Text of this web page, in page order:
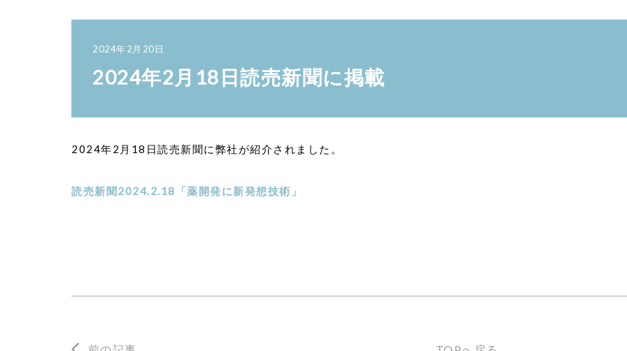
2024年2月20日
2024年2月18日読売新聞に掲載
2024年2月18日読売新聞に弊社が紹介されました。
読売新聞2024.2.18「薬開発に新発想技術」